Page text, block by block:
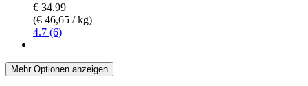
€ 34,99
(€ 46,65 / kg)
4.7 (6)
Mehr Optionen anzeigen